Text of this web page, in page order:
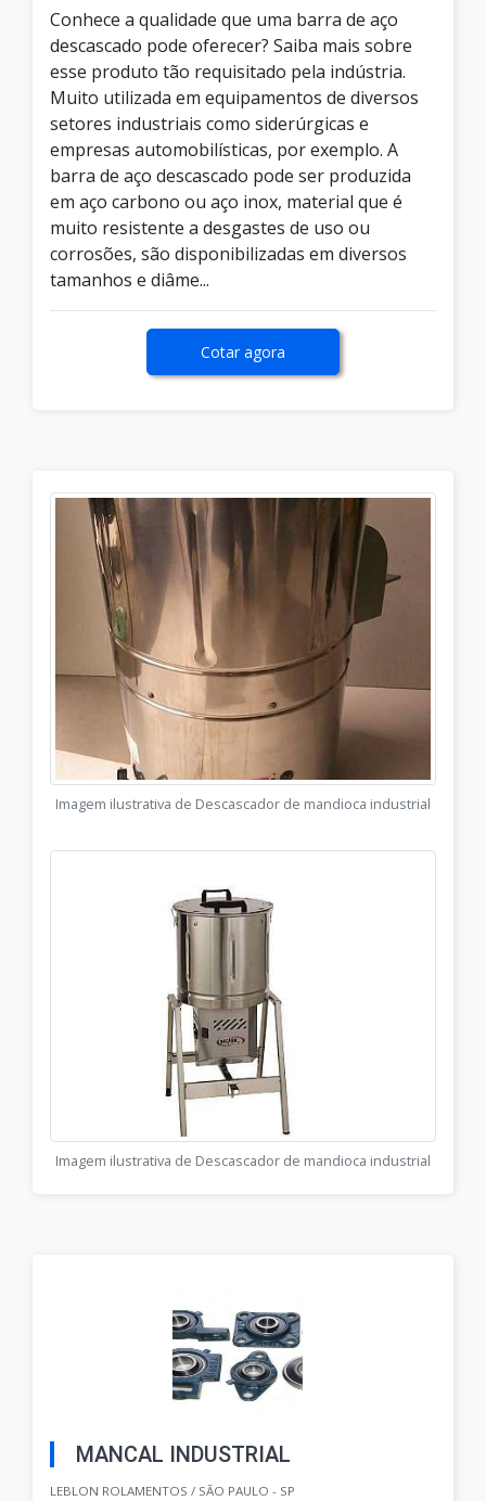
Conhece a qualidade que uma barra de aço
descascado pode oferecer? Saiba mais sobre
esse produto tão requisitado pela indústria.
Muito utilizada em equipamentos de diversos
setores industriais como siderúrgicas e
empresas automobilísticas, por exemplo. A
barra de aço descascado pode ser produzida
em aço carbono ou aço inox, material que é
muito resistente a desgastes de uso ou
corrosões, são disponibilizadas em diversos
tamanhos e diâme...
Cotar agora
Imagem ilustrativa de Descascador de mandioca industrial
Imagem ilustrativa de Descascador de mandioca industrial
MANCAL INDUSTRIAL
LEBLON ROLAMENTOS / SÃO PAULO - SP